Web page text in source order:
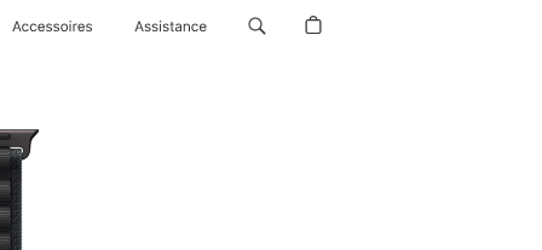
Accessoires Assistance